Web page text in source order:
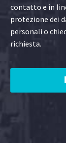
contatto e in
protezione dei
personali o
richiesta.